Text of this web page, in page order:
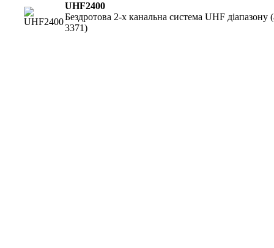
UHF2400
Бездротова 2-х канальна система UHF діапазону
3371)